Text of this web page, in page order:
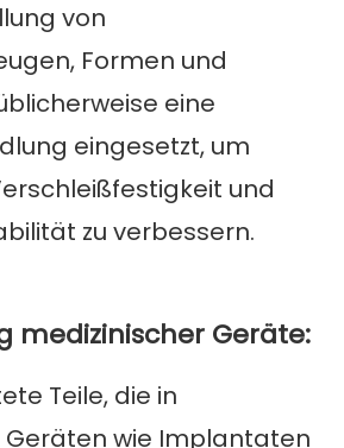
von
Formen und
eine
eingesetzt, um
und
zu verbessern.
medizinischer Geräte:
Teile, die in
Geräten wie Implantaten